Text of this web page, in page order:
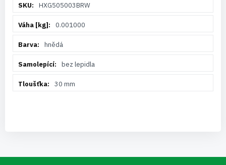
informacíHXG505003BRW
0.001000
hnědá
bez lepidla
30 mm